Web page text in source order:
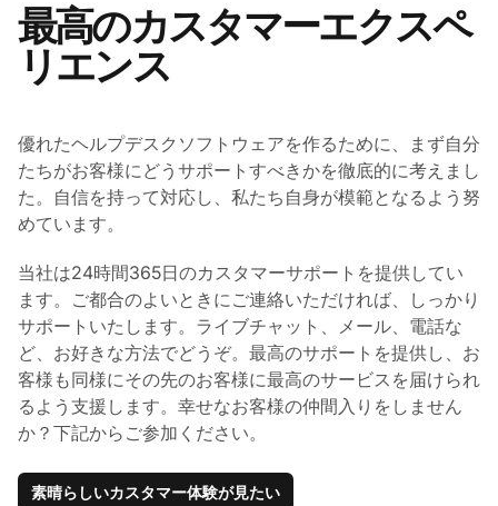
最高のカスタマーエクスペ
リエンス
優れたヘルプデスクソフトウェアを作るために、まず自分
たちがお客様にどうサポートすべきかを徹底的に考えまし
た。自信を持って対応し、私たち自身が模範となるよう努
めています。
当社は24時間365日のカスタマーサポートを提供してい
ます。ご都合のよいときにご連絡いただければ、しっかり
サポートいたします。ライブチャット、メール、電話な
ど、お好きな方法でどうぞ。最高のサポートを提供し、お
客様も同様にその先のお客様に最高のサービスを届けられ
るよう支援します。幸せなお客様の仲間入りをしません
か？下記からご参加ください。
素晴らしいカスタマー体験が見たい